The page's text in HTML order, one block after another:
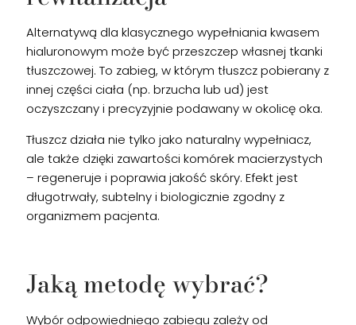
Alternatywą dla klasycznego wypełniania kwasem
hialuronowym może być przeszczep własnej tkanki
tłuszczowej. To zabieg, w którym tłuszcz pobierany z
innej części ciała (np. brzucha lub ud) jest
oczyszczany i precyzyjnie podawany w okolicę oka.
Tłuszcz działa nie tylko jako naturalny wypełniacz,
ale także dzięki zawartości komórek macierzystych
– regeneruje i poprawia jakość skóry. Efekt jest
długotrwały, subtelny i biologicznie zgodny z
organizmem pacjenta.
Jaką metodę wybrać?
Wybór odpowiedniego zabiegu zależy od